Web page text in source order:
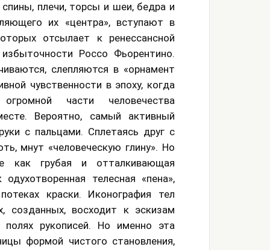
плечи, торсы и шеи, бедра и
их «центра», вступают в
отсылает к ренессансной
Россо Фьорентино.
слепляются в «орнамент
чувственности в эпоху, когда
части человечества
Вероятно, самый активный
с пальцами. Сплетаясь друг с
мнут «человеческую глину». Но
как грубая и отталкивающая
телесная «пена»,
краски. Иконография тел
созданных, восходит к эскизам
полях рукописей. Но именно эта
формой чистого становления,